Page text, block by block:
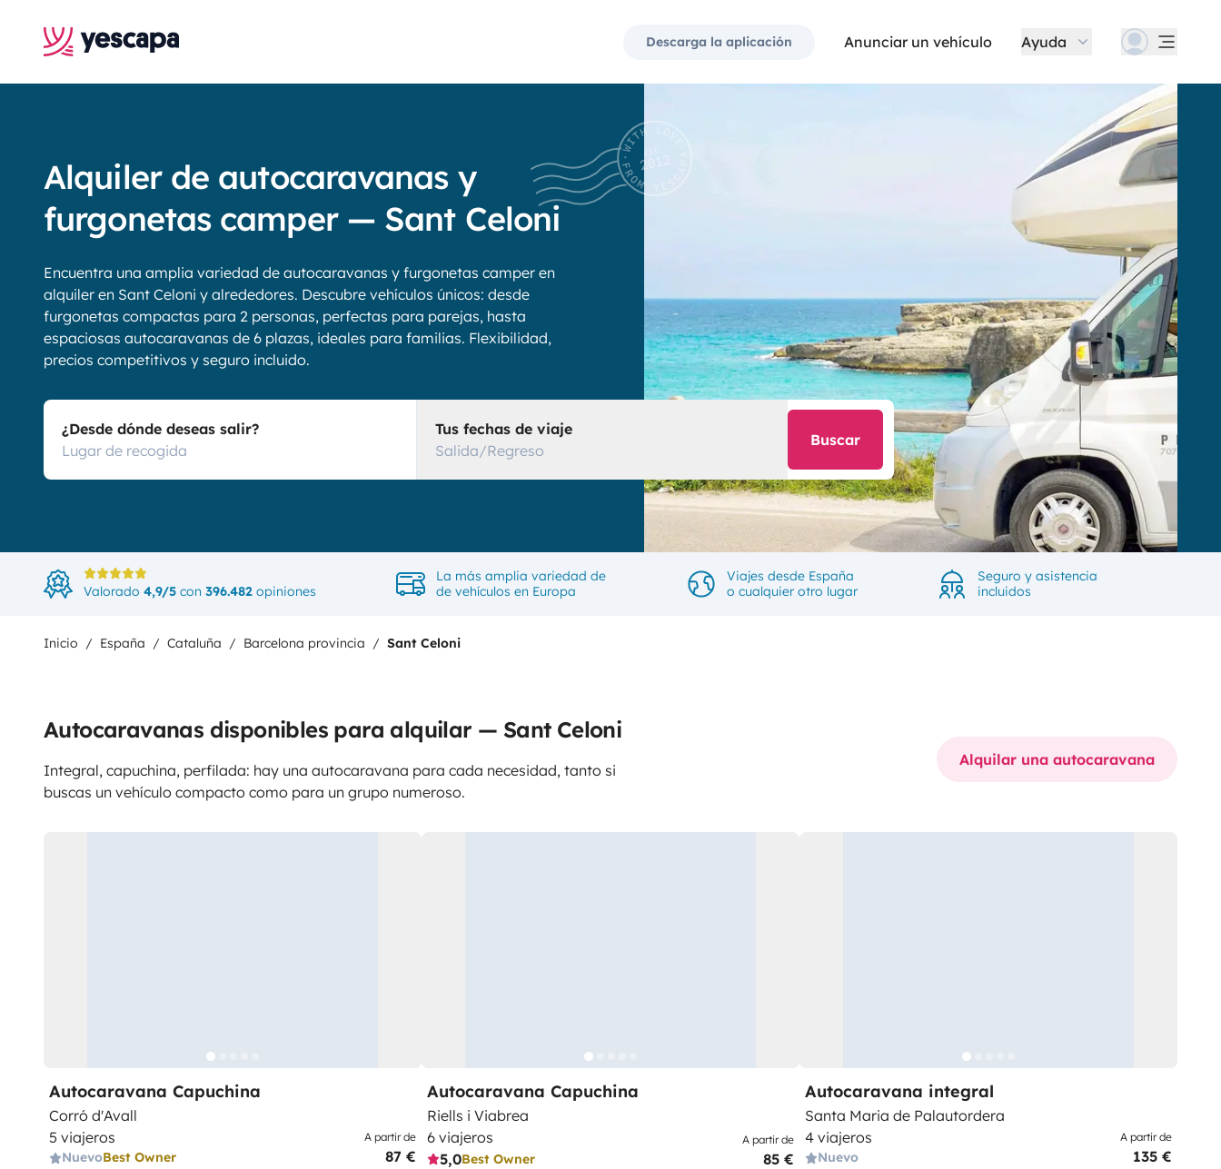
Descarga la aplicación Anunciar un vehículo Ayuda
Alquiler de autocaravanas y
furgonetas camper — Sant Celoni
Encuentra una amplia variedad de autocaravanas y furgonetas camper en
alquiler en Sant Celoni y alrededores. Descubre vehículos únicos: desde
furgonetas compactas para 2 personas, perfectas para parejas, hasta
espaciosas autocaravanas de 6 plazas, ideales para familias. Flexibilidad,
precios competitivos y seguro incluido.
¿Desde dónde deseas salir?
Tus fechas de viaje
Salida/Regreso
Buscar
Valorado 4,9/5 con 396.482 opiniones
La más amplia variedad de
de vehículos en Europa
Viajes desde España
o cualquier otro lugar
Seguro y asistencia
incluidos
Inicio España Cataluña Barcelona provincia Sant Celoni
Autocaravanas disponibles para alquilar — Sant Celoni
Integral, capuchina, perfilada: hay una autocaravana para cada necesidad, tanto si
buscas un vehículo compacto como para un grupo numeroso.
Alquilar una autocaravana
Autocaravana Capuchina
Corró d'Avall
5 viajeros
NuevoBest Owner
A partir de
87 €
Autocaravana Capuchina
Riells i Viabrea
6 viajeros
5,0Best Owner
A partir de
85 €
Autocaravana integral
Santa Maria de Palautordera
4 viajeros
Nuevo
A partir de
135 €